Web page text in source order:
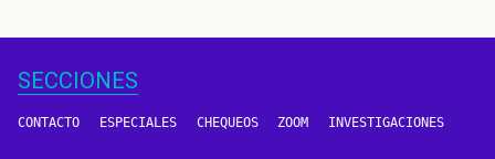
SECCIONES
CONTACTO ESPECIALES CHEQUEOS ZOOM INVESTIGACIONES